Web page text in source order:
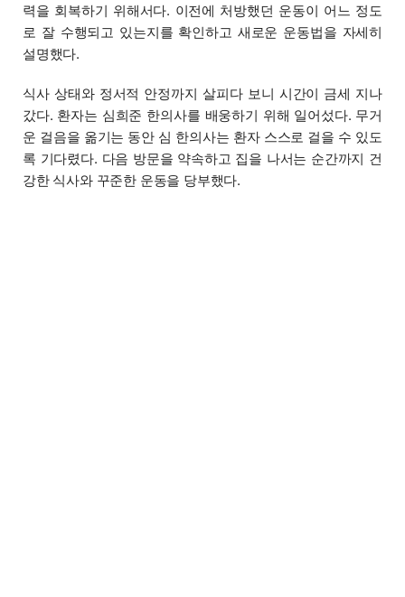
력을 회복하기 위해서다. 이전에 처방했던 운동이 어느 정도
로 잘 수행되고 있는지를 확인하고 새로운 운동법을 자세히
설명했다.
식사 상태와 정서적 안정까지 살피다 보니 시간이 금세 지나
갔다. 환자는 심희준 한의사를 배웅하기 위해 일어섰다. 무거
운 걸음을 옮기는 동안 심 한의사는 환자 스스로 걸을 수 있도
록 기다렸다. 다음 방문을 약속하고 집을 나서는 순간까지 건
강한 식사와 꾸준한 운동을 당부했다.